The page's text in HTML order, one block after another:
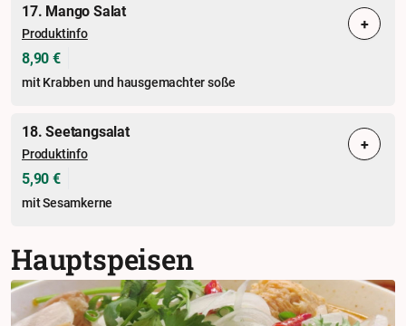
17. Mango Salat
Produktinfo
8,90 €
mit Krabben und hausgemachter soße
+
18. Seetangsalat
Produktinfo
5,90 €
mit Sesamkerne
+
Hauptspeisen